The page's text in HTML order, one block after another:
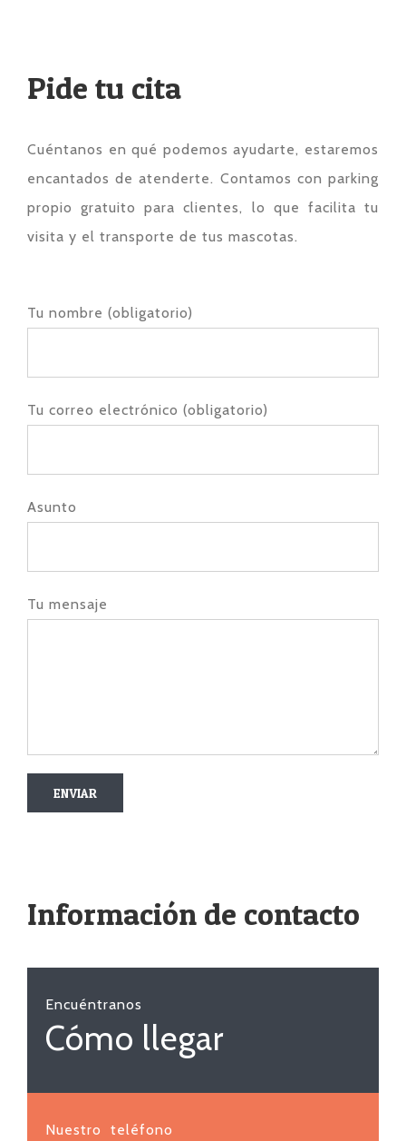
Pide tu cita
Cuéntanos en qué podemos ayudarte, estaremos
encantados de atenderte. Contamos con parking
propio gratuito para clientes, lo que facilita tu
visita y el transporte de tus mascotas.
Tu nombre (obligatorio)
Tu correo electrónico (obligatorio)
Asunto
Tu mensaje
Información de contacto
Encuéntranos
Cómo llegar
Nuestro teléfono